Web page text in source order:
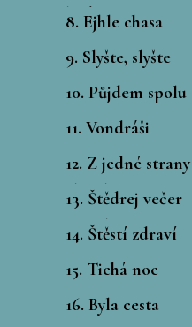
hody
8. Ejhle chasa
naše
9. Slyšte, slyšte
10. Půjdem spolu
11. Vondráši
Matóši
12. Z jedné strany
chvojka
13. Štědrej večer
nastal
14. Štěstí zdraví
15. Tichá noc
16. Byla cesta